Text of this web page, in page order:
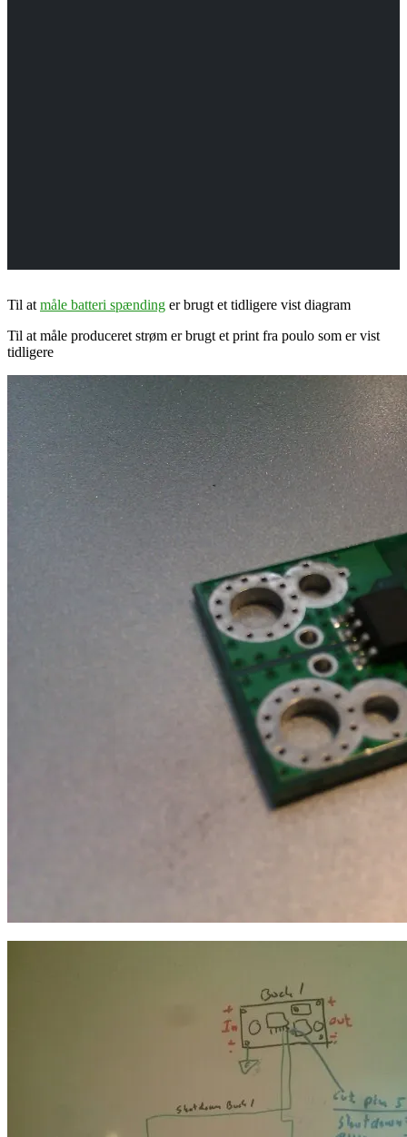
Til at måle batteri spænding er brugt et tidligere vist diagram
Til at måle produceret strøm er brugt et print fra poulo som er vist
tidligere